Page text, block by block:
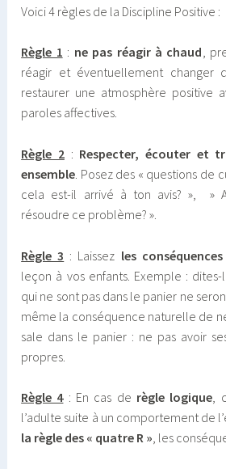
Voici 4 règles de la Discipline Positive :
Règle 1 : ne pas réagir à chaud,
réagir et éventuellement changer
restaurer une atmosphère positive
paroles affectives.
Règle 2: Respecter, écouter et
ensemble . Posez des « questions de
cela est-il arrivé à ton avis? », »
résoudre ce problème? ».
Règle 3 : Laissez les
leçon à vos enfants. Exemple :
qui ne sont pas dans le panier ne
même la conséquence naturelle de
sale dans le panier : ne pas avoir
propres.
Règle 4: En cas de règle logique,
l’adulte suite à un comportement de
la règle des « quatre R », les